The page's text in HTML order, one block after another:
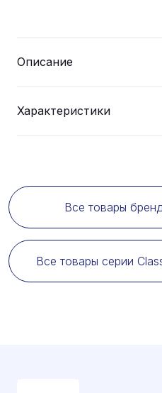
Описание
Характеристики
Все товары
Все товары серии